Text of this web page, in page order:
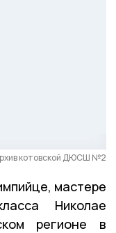
котовской ДЮСШ №2
мастере
Николае
регионе в